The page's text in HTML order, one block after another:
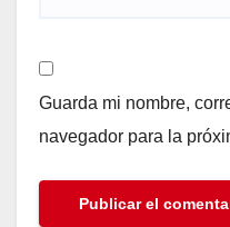
Guarda mi nombre,
navegador para la